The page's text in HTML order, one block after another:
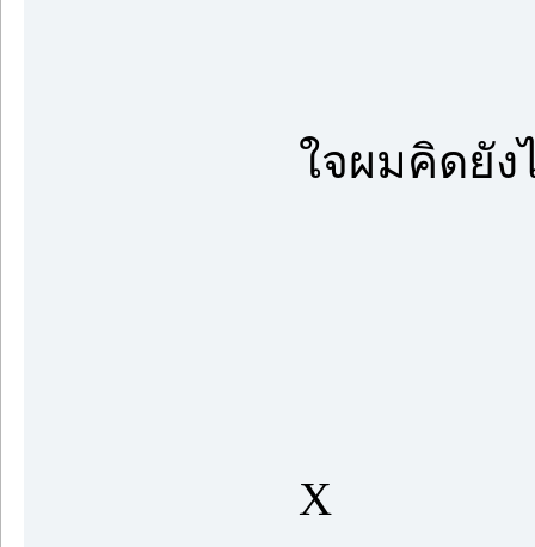
ใจผมคิดยัง
X